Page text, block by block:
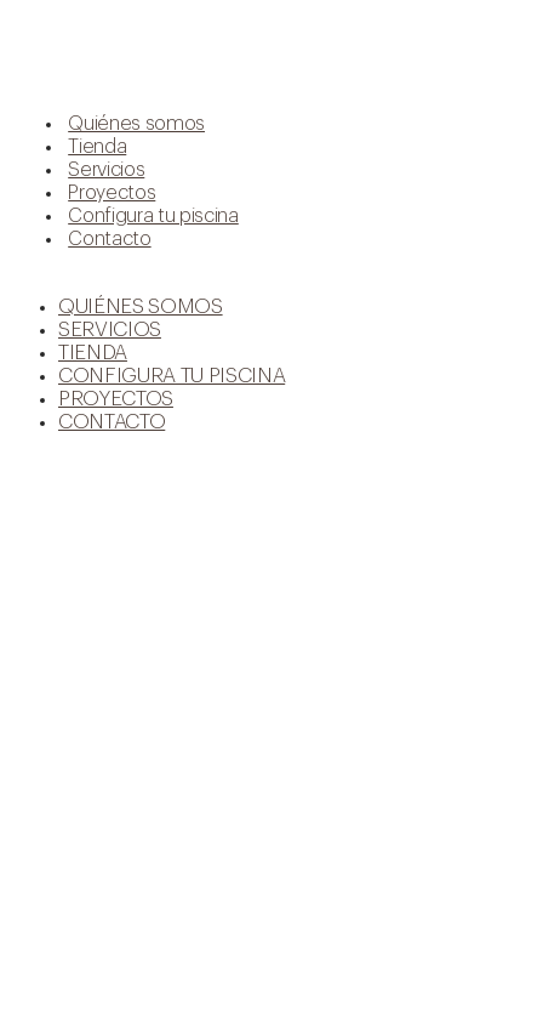
Quiénes somos
Tienda
Servicios
Proyectos
Configura tu piscina
Contacto
QUIÉNES SOMOS
SERVICIOS
TIENDA
CONFIGURA TU PISCINA
PROYECTOS
CONTACTO